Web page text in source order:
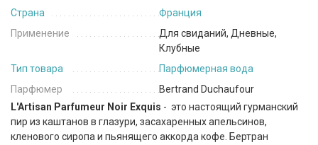
Страна
Франция
Применение
Для свиданий, Дневные,
Клубные
Тип товара
Парфюмерная вода
Парфюмер
Bertrand Duchaufour
L'Artisan Parfumeur Noir Exquis - это настоящий гурманский
пир из каштанов в глазури, засахаренных апельсинов,
кленового сиропа и пьянящего аккорда кофе. Бертран